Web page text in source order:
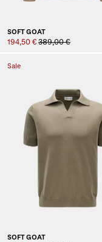
SOFT GOAT
194,50 € 389,00 €
Sale
SOFT GOAT